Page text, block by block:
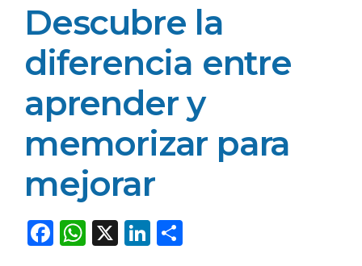
Descubre la
diferencia entre
aprender y
memorizar para
mejorar
F
W X
Li